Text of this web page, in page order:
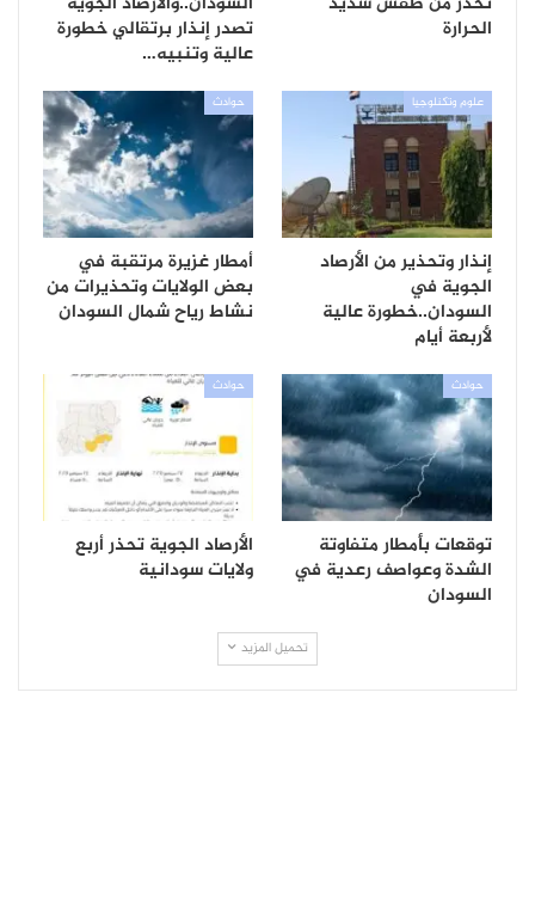
الحرارة
تصدر إنذار برتقالي خطورة
عالية وتنبيه…
علوم وتكنلوجيا
إنذار وتحذير من الأرصاد
الجوية في
السودان..خطورة عالية
لأربعة أيام
حوادث
أمطار غزيرة مرتقبة في
بعض الولايات وتحذيرات من
نشاط رياح شمال السودان
حوادث
توقعات بأمطار متفاوتة
الشدة وعواصف رعدية في
السودان
حوادث
الأرصاد الجوية تحذر أربع
ولايات سودانية
تحميل المزيد